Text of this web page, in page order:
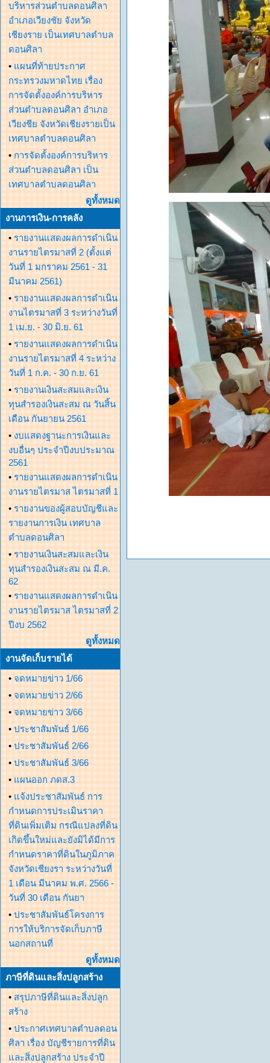
บริหารส่วนตำบลดอนศิลา
อำเภอเวียงชัย จังหวัด
เชียงราย เป็นเทศบาลตำบล
ดอนศิลา
• แผนที่ท้ายประกาศ
กระทรวงมหาดไทย เรื่อง
การจัดตั้งองค์การบริหาร
ส่วนตำบลดอนศิลา อำเภอ
เวียงชีย จังหวัดเชียงรายเป็น
เทศบาลตำบลดอนศิลา
• การจัดตั้งองค์การบริหาร
ส่วนตำบลดอนศิลา เป็น
เทศบาลตำบลดอนศิลา
ดูทั้งหมด
งานการเงิน-การคลัง
• รายงานแสดงผลการดำเนิน
งานรายไตรมาสที่ 2 (ตั้งแต่
วันที่ 1 มกราคม 2561 - 31
มีนาคม 2561)
• รายงานแสดงผลการดำเนิน
งานไตรมาสที่ 3 ระหว่างวันที่
1 เม.ย. - 30 มิ.ย. 61
• รายงานแสดงผลการดำเนิน
งานรายไตรมาสที่ 4 ระหว่าง
วันที่ 1 ก.ค. - 30 ก.ย. 61
• รายงานเงินสะสมและเงิน
ทุนสำรองเงินสะสม ณ วันสิ้น
เดือน กันยายน 2561
• งบแสดงฐานะการเงินและ
งบอื่นๆ ประจำปีงบประมาณ
2561
• รายงานแสดงผลการดำเนิน
งานรายไตรมาส ไตรมาสที่ 1
• รายงานของผู้สอบบัญชีและ
รายงานการเงิน เทศบาล
ตำบลดอนศิลา
• รายงานเงินสะสมและเงิน
ทุนสำรองเงินสะสม ณ มี.ค.
62
• รายงานแสดงผลการดำเนิน
งานรายไตรมาส ไตรมาสที่ 2
ปีงบ 2562
ดูทั้งหมด
งานจัดเก็บรายได้
• จดหมายข่าว 1/66
• จดหมายข่าว 2/66
• จดหมายข่าว 3/66
• ประชาสัมพันธ์ 1/66
• ประชาสัมพันธ์ 2/66
• ประชาสัมพันธ์ 3/66
• แผนออก ภดส.3
• แจ้งประชาสัมพันธ์ การ
กำหนดการประเมินราคา
ที่ดินเพิ่มเติม กรณีแปลงที่ดิน
เกิดขึ้นใหม่และยังมิได้มีการ
กำหนดราคาที่ดินในภูมิภาค
จังหวัดเชียงรา ระหว่างวันที่
1 เดือน มีนาคม พ.ศ. 2566 -
วันที่ 30 เดือน กันยา
• ประชาสัมพันธ์โครงการ
การให้บริการจัดเก็บภาษี
นอกสถานที่
ดูทั้งหมด
ภาษีที่ดินและสิ่งปลูกสร้าง
• สรุปภาษีที่ดินและสิ่งปลูก
สร้าง
• ประกาศเทศบาลตำบลดอน
ศิลา เรื่อง บัญชีรายการที่ดิน
และสิ่งปลูกสร้าง ประจำปี